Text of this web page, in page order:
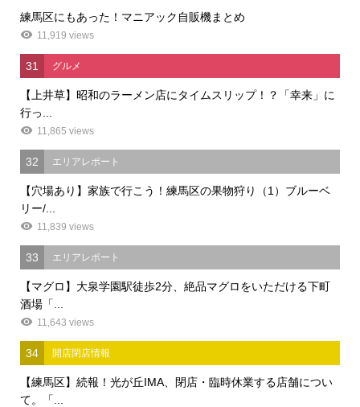
練馬区にもあった！マニアック自販機まとめ
11,919 views
31 グルメ
【上井草】昭和のラーメン店にタイムスリップ！？「幸来」に
行っ...
11,865 views
32 エリアレポート
【穴場あり】家族で行こう！練馬区の果物狩り（1）ブルーベ
リー/...
11,839 views
33 エリアレポート
【マグロ】大泉学園駅徒歩2分、絶品マグロをいただける下町
酒場「...
11,643 views
34 開店閉店情報
【練馬区】続報！光が丘IMA、閉店・臨時休業する店舗につい
て。「...